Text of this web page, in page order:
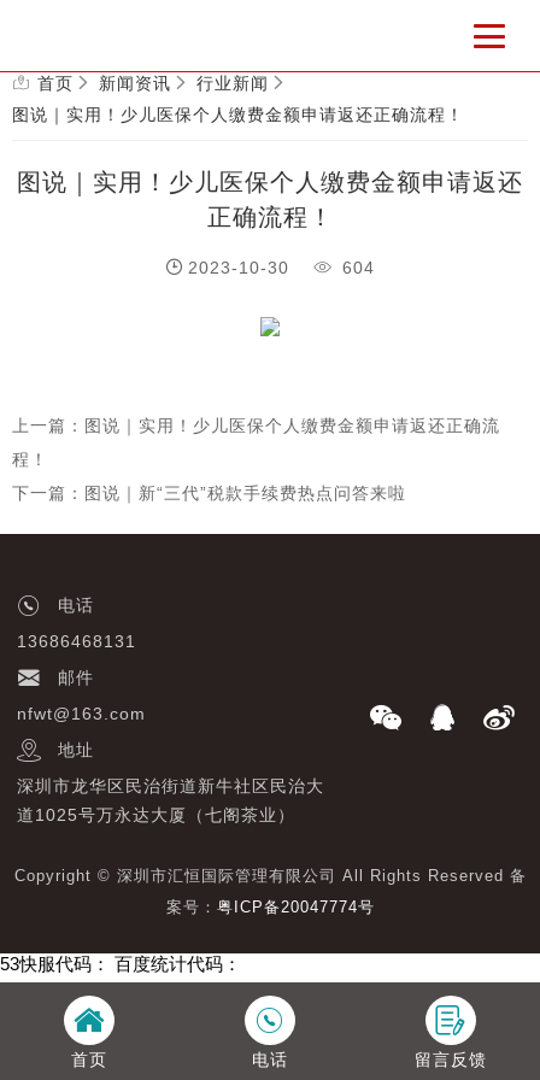
首页 新闻资讯
行业新闻
图说｜实用！少儿医保个人缴费金额申请返还正确流程！
图说｜实用！少儿医保个人缴费金额申请返还
正确流程！
2023-10-30 604
上一篇：图说｜实用！少儿医保个人缴费金额申请返还正确流
程！
下一篇：图说｜新“三代”税款手续费热点问答来啦
电话
13686468131
邮件
nfwt@163.com
地址
深圳市龙华区民治街道新牛社区民治大
道1025号万永达大厦（七阁茶业）
Copyright © 深圳市汇恒国际管理有限公司 All Rights Reserved 备
案号： 粤ICP备20047774号
首页 电话 留言反馈
53快服代码： 百度统计代码：